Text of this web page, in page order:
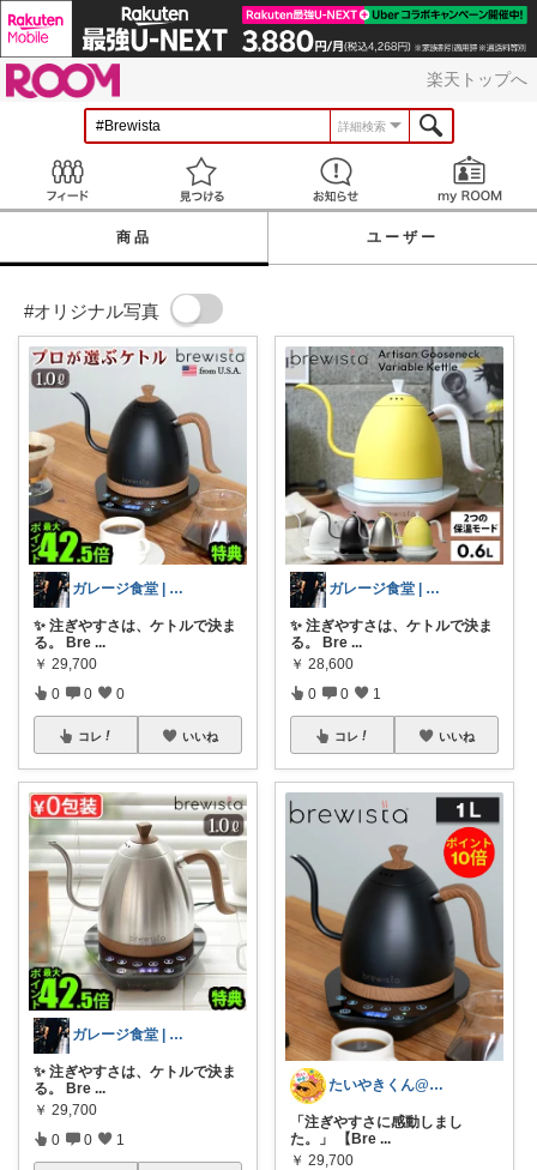
楽天トップへ
詳細検索
見つける お知らせ
商品 ユーザー
#オリジナル写真
ガレージ食堂 | 開業準備中
✨ 注ぎやすさは、ケトルで決ま
る。 Bre ...
￥ 29,700
0 0 0
コレ いいね
ガレージ食堂 | 開業準備中
✨ 注ぎやすさは、ケトルで決ま
る。 Bre ...
￥ 29,700
0 0 1
ガレージ食堂 | 開業準備中
✨ 注ぎやすさは、ケトルで決ま
る。 Bre ...
￥ 28,600
0 0 1
コレ いいね
たいやきくん@経由購入感謝です😊
「注ぎやすさに感動しまし
た。」 【Bre ...
￥ 29,700